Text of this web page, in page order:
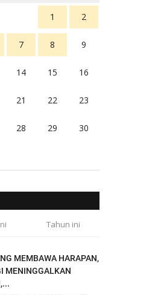
1 2
7 8 9
14 15 16
21 22 23
28 29 30
Tahun ini
MEMBAWA HARAPAN,
MENINGGALKAN